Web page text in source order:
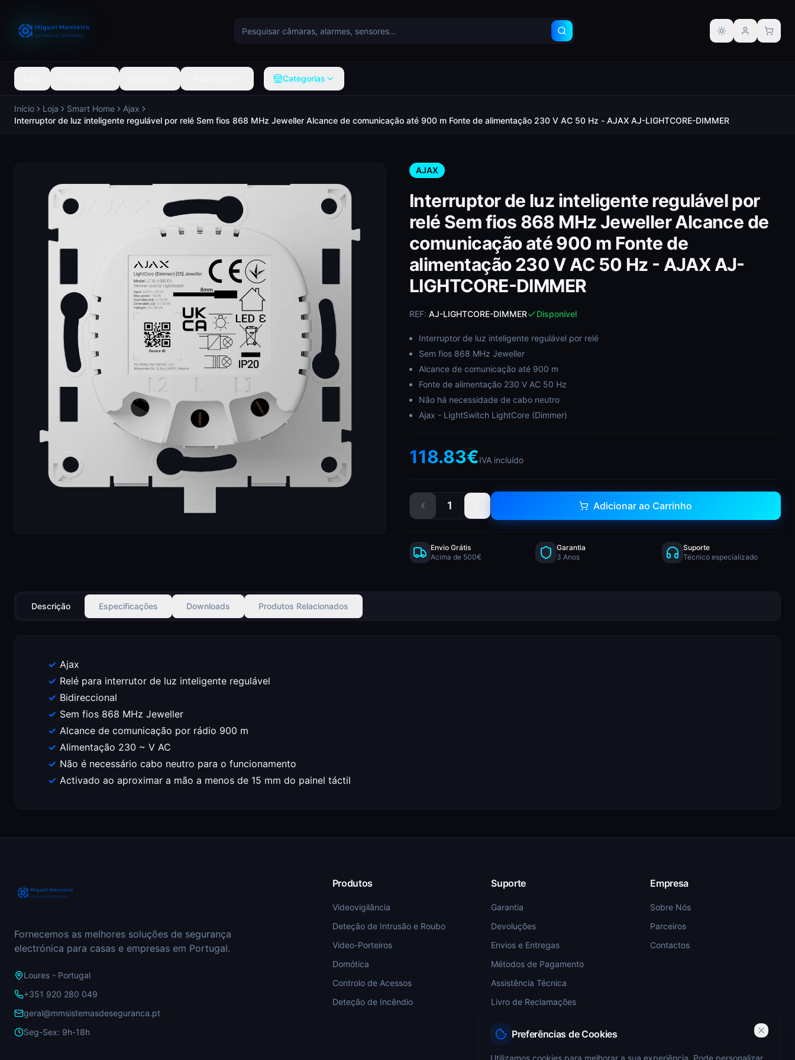
Alternar tema
Categorias
Início Loja Smart Home
Ajax
Interruptor de luz inteligente regulável por relé Sem fios 868 MHz Jeweller Alcance de comunicação até 900 m Fonte de alimentação 230 V AC 50 Hz - AJAX AJ-LIGHTCORE-DIMMER
AJAX
Interruptor de luz inteligente regulável por
relé Sem fios 868 MHz Jeweller Alcance de
comunicação até 900 m Fonte de
alimentação 230 V AC 50 Hz - AJAX AJ-
LIGHTCORE-DIMMER
REF: AJ-LIGHTCORE-DIMMER Disponível
Interruptor de luz inteligente regulável por relé
Sem fios 868 MHz Jeweller
Alcance de comunicação até 900 m
Fonte de alimentação 230 V AC 50 Hz
Não há necessidade de cabo neutro
Ajax - LightSwitch LightCore (Dimmer)
118.83€IVA incluído
1 Adicionar ao Carrinho
Envio Grátis
Acima de 500€
Garantia
3 Anos
Suporte
Técnico especializado
Descrição Especificações Downloads Produtos Relacionados
Ajax
Relé para interrutor de luz inteligente regulável
Bidireccional
Sem fios 868 MHz Jeweller
Alcance de comunicação por rádio 900 m
Alimentação 230 ~ V AC
Não é necessário cabo neutro para o funcionamento
Activado ao aproximar a mão a menos de 15 mm do painel táctil
Fornecemos as melhores soluções de segurança
electrónica para casas e empresas em Portugal.
Loures - Portugal
+351 920 280 049
geral@mmsistemasdeseguranca.pt
Seg-Sex: 9h-18h
Produtos
Videovigilância
Deteção de Intrusão e Roubo
Video-Porteiros
Domótica
Controlo de Acessos
Deteção de Incêndio
Suporte
Garantia
Devoluções
Envios e Entregas
Métodos de Pagamento
Assistência Técnica
Livro de Reclamações
Empresa
Sobre Nós
Parceiros
Contactos
Preferências de Cookies
Utilizamos cookies para melhorar a sua experiência. Pode personalizar